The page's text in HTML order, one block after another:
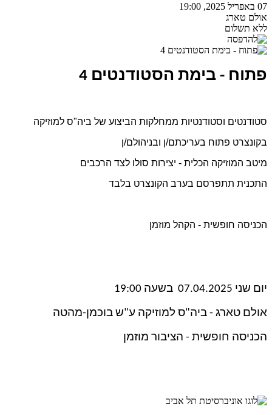
07 באפריל 2025, 19:00
אולם טארג
ללא תשלום
פתוח - בימת הסטודנטים 4
סטודנטים וסטודנטיות ממחלקות הביצוע של ביה"ס למוזיקה
בקונצרט פתוח בעריכתם/ן ובניהולם/ן
מיטב המוזיקה הכלית - יצירות סולו לצד הרכבים
התכנית תתפרסם בערב הקונצרט בלבד
הכניסה חופשית - הקהל מוזמן
יום שני 07.04.2025 בשעה 19:00
אולם טארג - ביה"ס למוזיקה ע"ש בוכמן-מהטה
הכניסה חופשית - הציבור מוזמן